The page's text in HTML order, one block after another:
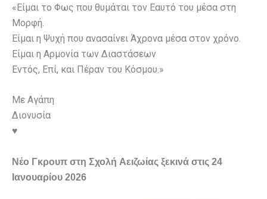
«Είμαι το Φως που θυμάται τον Εαυτό του μέσα στη
Μορφή.
Είμαι η Ψυχή που ανασαίνει Άχρονα μέσα στον χρόνο.
Είμαι η Αρμονία των Διαστάσεων
Εντός, Επί, και Πέραν του Κόσμου.»
Με Αγάπη
Διονυσία
♥️
Νέο Γκρουπ στη Σχολή Αειζωίας ξεκινά στις 24
Ιανουαρίου 2026